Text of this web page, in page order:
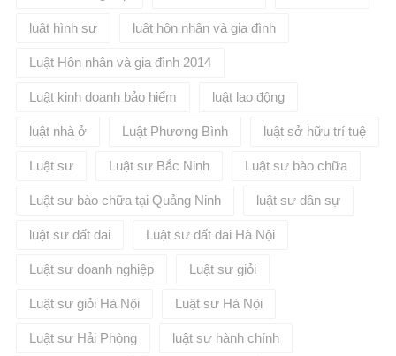
thành cái cơ không ai có, để
có thể cống hiến cho xã hội".
luật hình sự luật hôn nhân và gia đình
Luật Hôn nhân và gia đình 2014
Luật kinh doanh bảo hiểm luật lao động
luật nhà ở Luật Phương Bình luật sở hữu trí tuệ
Luật sư Luật sư Bắc Ninh Luật sư bào chữa
Luật sư bào chữa tại Quảng Ninh luật sư dân sự
luật sư đất đai Luật sư đất đai Hà Nội
Luật sư doanh nghiệp Luật sư giỏi
Luật sư giỏi Hà Nội Luật sư Hà Nội
Luật sư Hải Phòng luật sư hành chính